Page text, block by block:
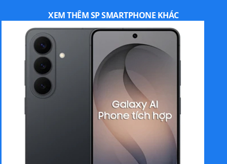
Chiếc smartphone 5G này có thiết kế đơn giản, viền màn hình
hơi dày.
Và mặc dù chip này hỗ trợ tốc độ làm mới màn hình lên đến 90
XEM THÊM SP SMARTPHONE KHÁC